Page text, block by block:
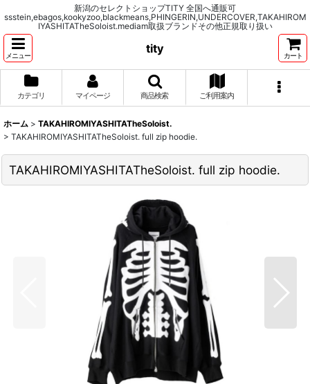
新潟のセレクトショップTITY 全国へ通販可
ssstein,ebagos,kookyzoo,blackmeans,PHINGERIN,UNDERCOVER,TAKAHIROM
IYASHITATheSoloist.mediam取扱ブランドその他正規取り扱い
メニュー
tity
カート
カテゴリ マイページ 商品検索 ご利用案内
ホーム > TAKAHIROMIYASHITATheSoloist.
> TAKAHIROMIYASHITATheSoloist. full zip hoodie.
TAKAHIROMIYASHITATheSoloist. full zip hoodie.